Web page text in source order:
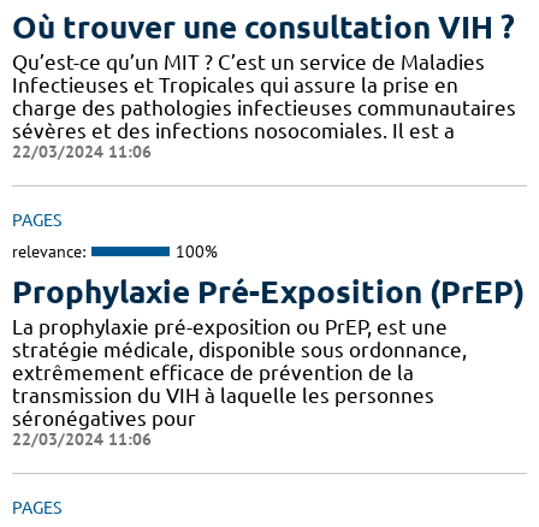
Où trouver une consultation VIH ?
Qu’est-ce qu’un MIT ? C’est un service de Maladies
Infectieuses et Tropicales qui assure la prise en
charge des pathologies infectieuses communautaires
sévères et des infections nosocomiales. Il est a
22/03/2024 11:06
PAGES
relevance: 100%
Prophylaxie Pré-Exposition (PrEP)
La prophylaxie pré-exposition ou PrEP, est une
stratégie médicale, disponible sous ordonnance,
extrêmement efficace de prévention de la
transmission du VIH à laquelle les personnes
séronégatives pour
22/03/2024 11:06
PAGES